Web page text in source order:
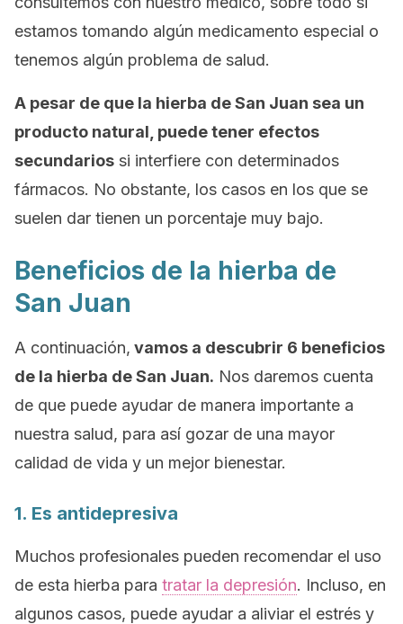
estamos tomando algún medicamento especial o
tenemos algún problema de salud.
A pesar de que la hierba de San Juan sea un
producto natural, puede tener efectos
secundarios si interfiere con determinados
fármacos. No obstante, los casos en los que se
suelen dar tienen un porcentaje muy bajo.
Beneficios de la hierba de
San Juan
A continuación, vamos a descubrir 6 beneficios
de la hierba de San Juan. Nos daremos cuenta
de que puede ayudar de manera importante a
nuestra salud, para así gozar de una mayor
calidad de vida y un mejor bienestar.
1. Es antidepresiva
Muchos profesionales pueden recomendar el uso
de esta hierba para tratar la depresión. Incluso, en
algunos casos, puede ayudar a aliviar el estrés y